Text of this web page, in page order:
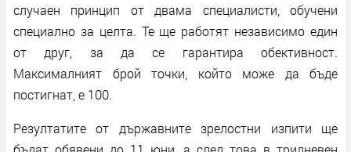
случаен принцип от двама специалисти, обучени
специално за целта. Те ще работят независимо един
от друг, за да се гарантира обективност.
Максималният брой точки, който може да бъде
постигнат, е 100.
Резултатите от държавните зрелостни изпити ще